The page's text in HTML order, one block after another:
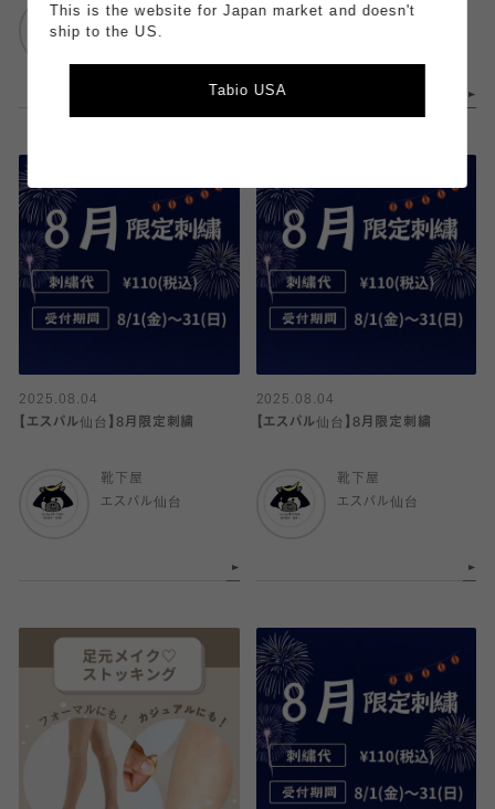
靴下屋
池袋サンシャイン
靴下屋
2025.08.04
【エスパル仙台】8月限定刺繍
靴下屋
エスパル仙台
2025.08.04
【エスパル仙台】8月限定刺繍
靴下屋
エスパル仙台
This is the website for Japan market and doesn't
ship to the US.
Tabio USA